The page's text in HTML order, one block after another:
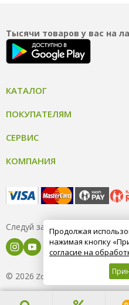
Тысячи товаров у вас на
КАТАЛОГ
ПОКУПАТЕЛЯМ
СЕРВИС
КОМПАНИЯ
Следуй за нами
© 2026 ZooOptTorg.KZ 8 (800)
Продолжая
нажимая кнопку
согласие на